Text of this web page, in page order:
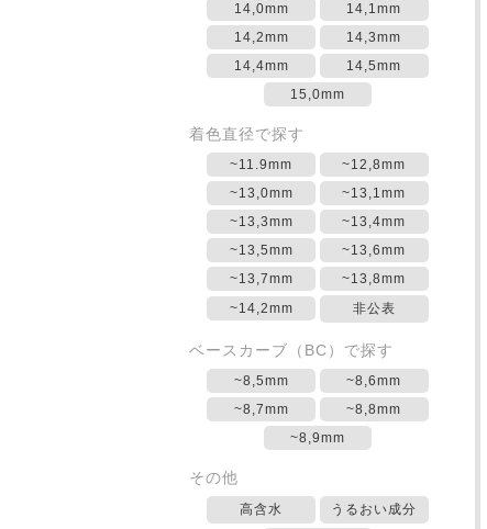
14,0mm
14,1mm
14,2mm
14,3mm
14,4mm
14,5mm
15,0mm
着色直径で探す
~11.9mm
~12,8mm
~13,0mm
~13,1mm
~13,3mm
~13,4mm
~13,5mm
~13,6mm
~13,7mm
~13,8mm
~14,2mm
非公表
ベースカーブ（BC）で探す
~8,5mm
~8,6mm
~8,7mm
~8,8mm
~8,9mm
その他
高含水 うるおい成分